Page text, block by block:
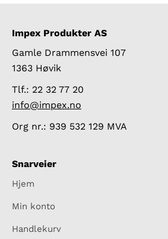
Impex Produkter AS
Gamle Drammensvei 107
1363 Høvik
Tlf.: 22 32 77 20
info@impex.no
Org nr.: 939 532 129 MVA
Snarveier
Hjem
Min konto
Handlekurv